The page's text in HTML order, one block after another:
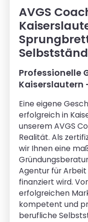
AVGS
Professionelle
Kaiserslautern
Eine eigene
erfolgreich in
unserem AVGS
Realität. Als
wir Ihnen eine
Agentur für
finanziert wird.
erfolgreichen
kompetent und
berufliche